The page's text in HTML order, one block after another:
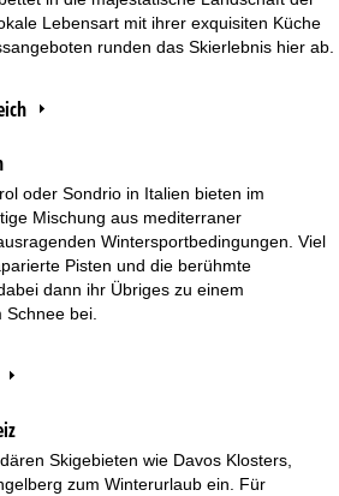
Lebensart mit ihrer exquisiten Küche
runden das Skierlebnis hier ab.
oder Sondrio in Italien bieten im
Mischung aus mediterraner
Wintersportbedingungen. Viel
Pisten und die berühmte
dann ihr Übriges zu einem
Schnee bei.
Skigebieten wie Davos Klosters,
zum Winterurlaub ein. Für